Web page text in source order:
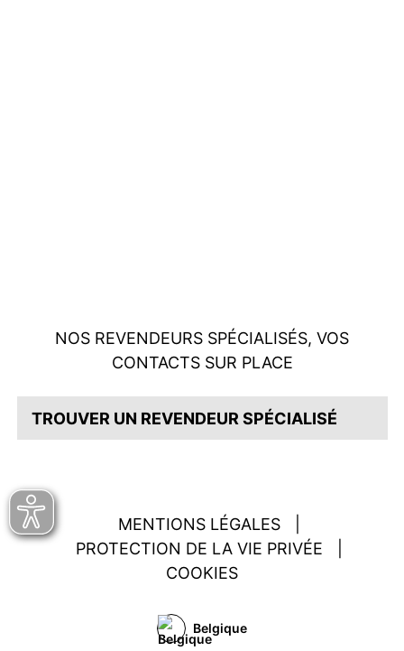
NOS REVENDEURS SPÉCIALISÉS, VOS
CONTACTS SUR PLACE
TROUVER UN REVENDEUR SPÉCIALISÉ
MENTIONS LÉGALES
PROTECTION DE LA VIE PRIVÉE
COOKIES
Belgique